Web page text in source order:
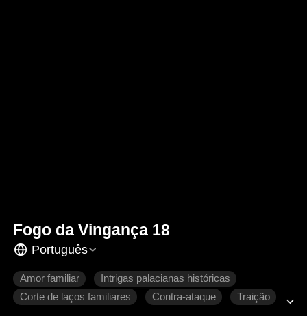
Fogo da Vingança 18
Português
Amor familiar
Intrigas palacianas históricas
Corte de laços familiares
Contra-ataque
Traição